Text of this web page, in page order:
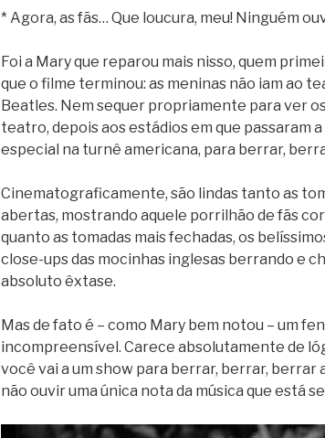
* Agora, as fãs… Que loucura, meu! Ninguém
Foi a Mary que reparou mais nisso, quem
que o filme terminou: as meninas não iam ao
Beatles. Nem sequer propriamente para ver
teatro, depois aos estádios em que passaram
especial na turnê americana, para berrar,
Cinematograficamente, são lindas tanto as
abertas, mostrando aquele porrilhão de fãs
quanto as tomadas mais fechadas, os
close-ups das mocinhas inglesas berrando e
absoluto êxtase.
Mas de fato é – como Mary bem notou – um
incompreensível. Carece absolutamente de
você vai a um show para berrar, berrar, berrar
não ouvir uma única nota da música que está